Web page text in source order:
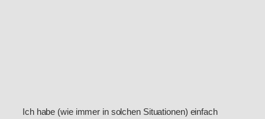
Ich habe (wie immer in solchen Situationen) einfach